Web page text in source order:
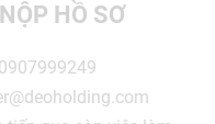
HỒ SƠ